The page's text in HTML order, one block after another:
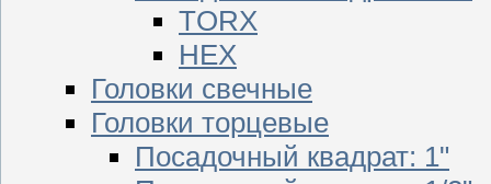
TORX
HEX
Головки свечные
Головки торцевые
Посадочный квадрат: 1"